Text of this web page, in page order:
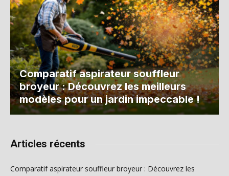
Comparatif aspirateur souffleur
broyeur : Découvrez les meilleurs
modèles pour un jardin impeccable !
Articles récents
Comparatif aspirateur souffleur broyeur : Découvrez les